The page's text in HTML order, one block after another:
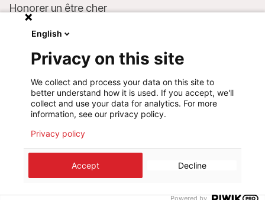
Honorer un être cher
Faire un don
Coordonnées bancaires :
LU75 1111 0000 4848 0000
Comportement responsable
Médecins Sans Frontières Luxembourg
English
Privacy on this site
We collect and process your data on this site to
better understand how it is used. If you accept, we'll
collect and use your data for analytics. For more
information, see our privacy policy.
Privacy policy
Accept Decline
Powered by